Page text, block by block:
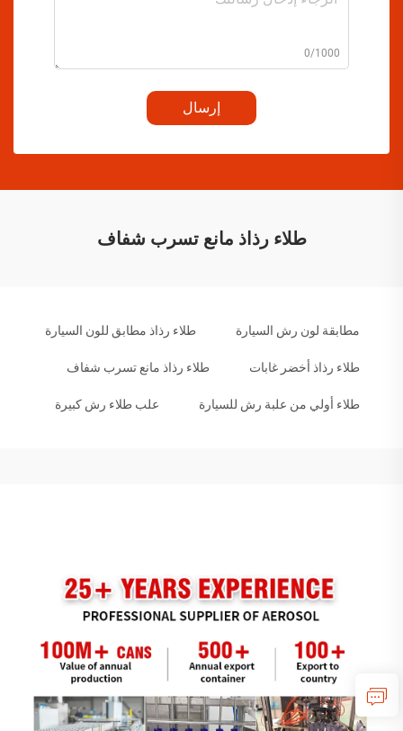
0/1000
إرسال
طلاء رذاذ مانع تسرب شفاف
مطابقة لون رش السيارة طلاء رذاذ مطابق للون السيارة
طلاء رذاذ أخضر غابات طلاء رذاذ مانع تسرب شفاف
طلاء أولي من علبة رش للسيارة علب طلاء رش كبيرة